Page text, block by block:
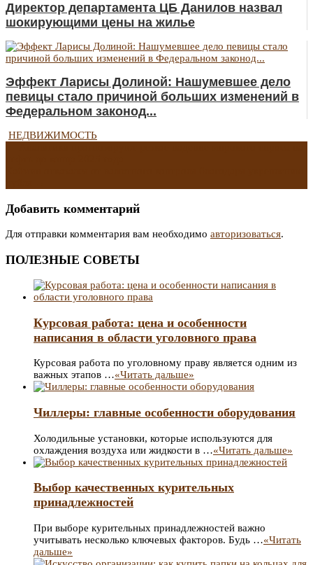
Директор департамента ЦБ Данилов назвал
шокирующими цены на жилье
Эффект Ларисы Долиной: Нашумевшее дело
певицы стало причиной больших изменений в
Федеральном законод...
НЕДВИЖИМОСТЬ
по
записям
Добавить комментарий
Для отправки комментария вам необходимо авторизоваться.
ПОЛЕЗНЫЕ СОВЕТЫ
Курсовая работа: цена и особенности
написания в области уголовного права
Курсовая работа по уголовному праву является одним из
важных этапов …«Читать дальше»
Чиллеры: главные особенности оборудования
Холодильные установки, которые используются для
охлаждения воздуха или жидкости в …«Читать дальше»
Выбор качественных курительных
принадлежностей
При выборе курительных принадлежностей важно
учитывать несколько ключевых факторов. Будь …«Читать
дальше»